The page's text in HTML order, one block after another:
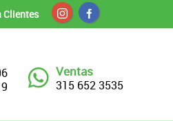
Clientes
Ventas
315 652 3535